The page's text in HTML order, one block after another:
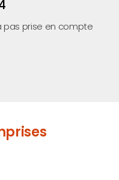
prise en compte